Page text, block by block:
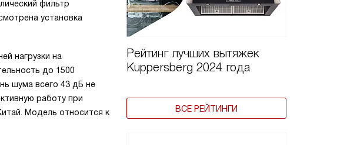
Рейтинг лучших вытяжек
Kuppersberg 2024 года
ВСЕ РЕЙТИНГИ
фильтр
установка
нагрузки на
до 1500
шума всего 43 дБ не
работу при
Модель относится к